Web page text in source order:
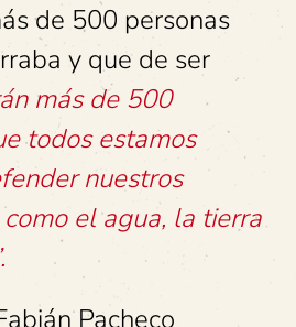
de 500 personas
y que de ser
más de 500
todos estamos
nuestros
el agua, la tierra
Pacheco